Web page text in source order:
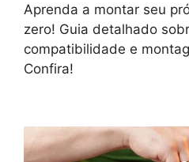
Aprenda a montar seu
zero! Guia detalhado
compatibilidade e
Confira!